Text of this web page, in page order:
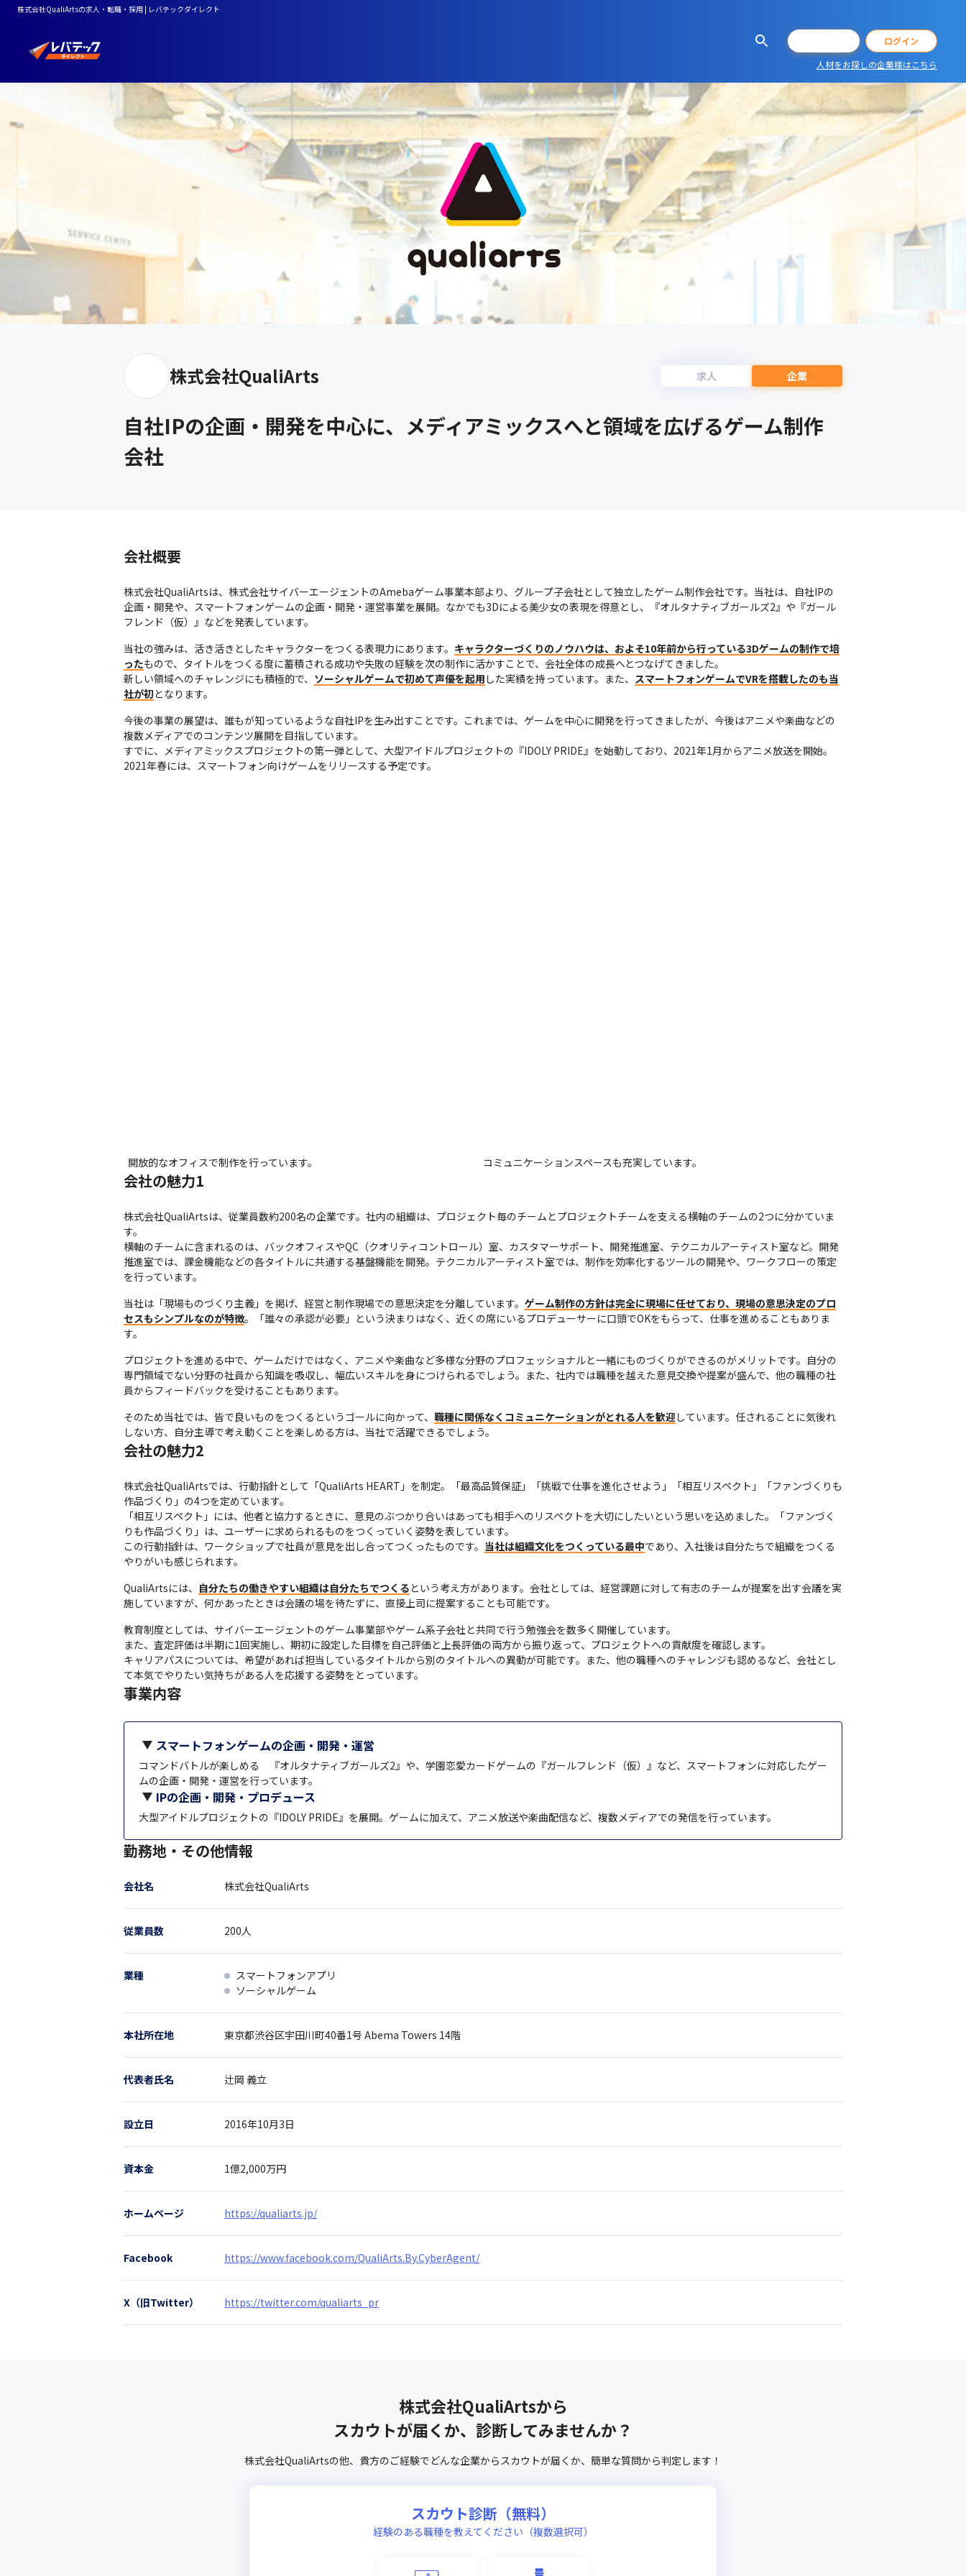
株式会社QualiArtsの求人・転職・採用 | レバテックダイレクト
ログイン
人材をお探しの企業様はこちら
株式会社QualiArts 求人 企業
自社IPの企画・開発を中心に、メディアミックスへと領域を広げるゲーム制作
会社
会社概要
株式会社QualiArtsは、株式会社サイバーエージェントのAmebaゲーム事業本部より、グループ子会社として独立したゲーム制作会社です。当社は、自社IPの
企画・開発や、スマートフォンゲームの企画・開発・運営事業を展開。なかでも3Dによる美少女の表現を得意とし、『オルタナティブガールズ2』や『ガール
フレンド（仮）』などを発表しています。
当社の強みは、活き活きとしたキャラクターをつくる表現力にあります。 キャラクターづくりのノウハウは、およそ10年前から行っている3Dゲームの制作で培
ったもので、タイトルをつくる度に蓄積される成功や失敗の経験を次の制作に活かすことで、会社全体の成長へとつなげてきました。
新しい領域へのチャレンジにも積極的で、 ソーシャルゲームで初めて声優を起用 した実績を持っています。また、 スマートフォンゲームでVRを搭載したのも当
社が初となります。
今後の事業の展望は、誰もが知っているような自社IPを生み出すことです。これまでは、ゲームを中心に開発を行ってきましたが、今後はアニメや楽曲などの
複数メディアでのコンテンツ展開を目指しています。
すでに、メディアミックスプロジェクトの第一弾として、大型アイドルプロジェクトの『IDOLY PRIDE』を始動しており、2021年1月からアニメ放送を開始。
2021年春には、スマートフォン向けゲームをリリースする予定です。
開放的なオフィスで制作を行っています。 コミュニケーションスペースも充実しています。
会社の魅力1
株式会社QualiArtsは、従業員数約200名の企業です。社内の組織は、プロジェクト毎のチームとプロジェクトチームを支える横軸のチームの2つに分かていま
す。
横軸のチームに含まれるのは、バックオフィスやQC（クオリティコントロール）室、カスタマーサポート、開発推進室、テクニカルアーティスト室など。開発
推進室では、課金機能などの各タイトルに共通する基盤機能を開発。テクニカルアーティスト室では、制作を効率化するツールの開発や、ワークフローの策定
を行っています。
当社は「現場ものづくり主義」を掲げ、経営と制作現場での意思決定を分離しています。 ゲーム制作の方針は完全に現場に任せており、現場の意思決定のプロ
セスもシンプルなのが特徴。「誰々の承認が必要」という決まりはなく、近くの席にいるプロデューサーに口頭でOKをもらって、仕事を進めることもありま
す。
プロジェクトを進める中で、ゲームだけではなく、アニメや楽曲など多様な分野のプロフェッショナルと一緒にものづくりができるのがメリットです。自分の
専門領域でない分野の社員から知識を吸収し、幅広いスキルを身につけられるでしょう。また、社内では職種を越えた意見交換や提案が盛んで、他の職種の社
員からフィードバックを受けることもあります。
そのため当社では、皆で良いものをつくるというゴールに向かって、 職種に関係なくコミュニケーションがとれる人を歓迎しています。任されることに気後れ
しない方、自分主導で考え動くことを楽しめる方は、当社で活躍できるでしょう。
会社の魅力2
株式会社QualiArtsでは、行動指針として「QualiArts HEART」を制定。「最高品質保証」「挑戦で仕事を進化させよう」「相互リスペクト」「ファンづくりも
作品づくり」の4つを定めています。
「相互リスペクト」には、他者と協力するときに、意見のぶつかり合いはあっても相手へのリスペクトを大切にしたいという思いを込めました。「ファンづく
りも作品づくり」は、ユーザーに求められるものをつくっていく姿勢を表しています。
この行動指針は、ワークショップで社員が意見を出し合ってつくったものです。 当社は組織文化をつくっている最中であり、入社後は自分たちで組織をつくる
やりがいも感じられます。
QualiArtsには、 自分たちの働きやすい組織は自分たちでつくるという考え方があります。会社としては、経営課題に対して有志のチームが提案を出す会議を実
施していますが、何かあったときは会議の場を待たずに、直接上司に提案することも可能です。
教育制度としては、サイバーエージェントのゲーム事業部やゲーム系子会社と共同で行う勉強会を数多く開催しています。
また、査定評価は半期に1回実施し、期初に設定した目標を自己評価と上長評価の両方から振り返って、プロジェクトへの貢献度を確認します。
キャリアパスについては、希望があれば担当しているタイトルから別のタイトルへの異動が可能です。また、他の職種へのチャレンジも認めるなど、会社とし
て本気でやりたい気持ちがある人を応援する姿勢をとっています。
事業内容
スマートフォンゲームの企画・開発・運営
コマンドバトルが楽しめる 『オルタナティブガールズ2』や、学園恋愛カードゲームの『ガールフレンド（仮）』など、スマートフォンに対応したゲー
ムの企画・開発・運営を行っています。
IPの企画・開発・プロデュース
大型アイドルプロジェクトの『IDOLY PRIDE』を展開。ゲームに加えて、アニメ放送や楽曲配信など、複数メディアでの発信を行っています。
勤務地・その他情報
会社名 株式会社QualiArts
従業員数 200人
業種
スマートフォンアプリ
ソーシャルゲーム
本社所在地 東京都渋谷区宇田川町40番1号 Abema Towers 14階
代表者氏名 辻岡 義立
設立日 2016年10月3日
資本金 1億2,000万円
ホームページ https://qualiarts.jp/
Facebook https://www.facebook.com/QualiArts.By.CyberAgent/
X（旧Twitter） https://twitter.com/qualiarts_pr
株式会社QualiArtsから
スカウトが届くか、診断してみませんか？
株式会社QualiArtsの他、 貴方のご経験でどんな企業からスカウトが届くか、 簡単な質問から判定します！
スカウト診断（無料）
経験のある職種を教えてください（複数選択可）